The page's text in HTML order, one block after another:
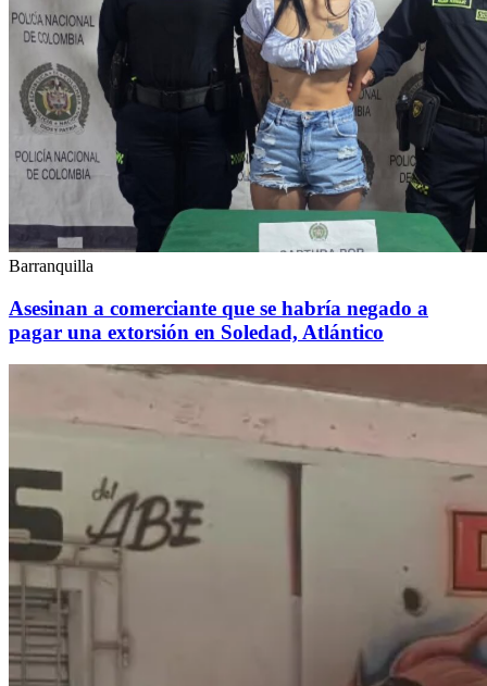
Barranquilla
Asesinan a comerciante que se habría negado a
pagar una extorsión en Soledad, Atlántico